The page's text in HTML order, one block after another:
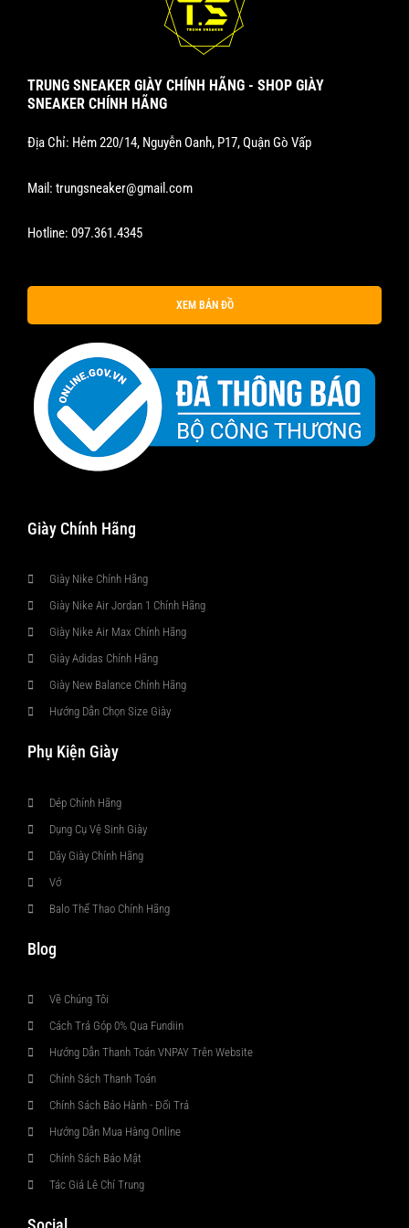
TRUNG SNEAKER GIÀY CHÍNH HÃNG - SHOP GIÀY
SNEAKER CHÍNH HÃNG
Địa Chỉ: Hẻm 220/14, Nguyễn Oanh, P17, Quận Gò Vấp
Mail: trungsneaker@gmail.com
Hotline: 097.361.4345
XEM BẢN ĐỒ
Giày Chính Hãng
Giày Nike Chính Hãng
Giày Nike Air Jordan 1 Chính Hãng
Giày Nike Air Max Chính Hãng
Giày Adidas Chính Hãng
Giày New Balance Chính Hãng
Hướng Dẫn Chọn Size Giày
Phụ Kiện Giày
Dép Chính Hãng
Dụng Cụ Vệ Sinh Giày
Dây Giày Chính Hãng
Vớ
Balo Thể Thao Chính Hãng
Blog
Về Chúng Tôi
Cách Trả Góp 0% Qua Fundiin
Hướng Dẫn Thanh Toán VNPAY Trên Website
Chính Sách Thanh Toán
Chính Sách Bảo Hành - Đổi Trả
Hướng Dẫn Mua Hàng Online
Chính Sách Bảo Mật
Tác Giả Lê Chí Trung